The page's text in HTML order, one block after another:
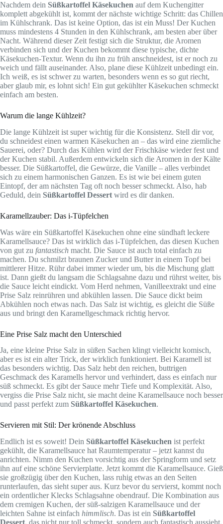
Nachdem dein Süßkartoffel Käsekuchen auf dem Kuchengitter
komplett abgekühlt ist, kommt der nächste wichtige Schritt: das Chillen
im Kühlschrank. Das ist keine Option, das ist ein Muss! Der Kuchen
muss mindestens 4 Stunden in den Kühlschrank, am besten aber über
Nacht. Während dieser Zeit festigt sich die Struktur, die Aromen
verbinden sich und der Kuchen bekommt diese typische, dichte
Käsekuchen-Textur. Wenn du ihn zu früh anschneidest, ist er noch zu
weich und fällt auseinander. Also, plane diese Kühlzeit unbedingt ein.
Ich weiß, es ist schwer zu warten, besonders wenn es so gut riecht,
aber glaub mir, es lohnt sich! Ein gut gekühlter Käsekuchen schmeckt
einfach am besten.
Warum die lange Kühlzeit?
Die lange Kühlzeit ist super wichtig für die Konsistenz. Stell dir vor,
du schneidest einen warmen Käsekuchen an – das wird eine ziemliche
Sauerei, oder? Durch das Kühlen wird der Frischkäse wieder fest und
der Kuchen stabil. Außerdem entwickeln sich die Aromen in der Kälte
besser. Die Süßkartoffel, die Gewürze, die Vanille – alles verbindet
sich zu einem harmonischen Ganzen. Es ist wie bei einem guten
Eintopf, der am nächsten Tag oft noch besser schmeckt. Also, hab
Geduld, dein Süßkartoffel Dessert wird es dir danken.
Karamellzauber: Das i-Tüpfelchen
Was wäre ein Süßkartoffel Käsekuchen ohne eine sündhaft leckere
Karamellsauce? Das ist wirklich das i-Tüpfelchen, das diesen Kuchen
von gut zu fantastisch macht. Die Sauce ist auch total einfach zu
machen. Du schmilzt braunen Zucker und Butter in einem Topf bei
mittlerer Hitze. Rühr dabei immer wieder um, bis die Mischung glatt
ist. Dann gießt du langsam die Schlagsahne dazu und rührst weiter, bis
die Sauce leicht eindickt. Vom Herd nehmen, Vanilleextrakt und eine
Prise Salz reinrühren und abkühlen lassen. Die Sauce dickt beim
Abkühlen noch etwas nach. Das Salz ist wichtig, es gleicht die Süße
aus und bringt den Karamellgeschmack richtig hervor.
Eine Prise Salz macht den Unterschied
Ja, eine kleine Prise Salz in süßen Sachen klingt vielleicht komisch,
aber es ist ein alter Trick, der wirklich funktioniert. Bei Karamell ist
das besonders wichtig. Das Salz hebt den reichen, buttrigen
Geschmack des Karamells hervor und verhindert, dass es einfach nur
süß schmeckt. Es gibt der Sauce mehr Tiefe und Komplexität. Also,
vergiss die Prise Salz nicht, sie macht deine Karamellsauce noch besser
und passt perfekt zum Süßkartoffel Käsekuchen.
Servieren mit Stil: Der krönende Abschluss
Endlich ist es soweit! Dein Süßkartoffel Käsekuchen ist perfekt
gekühlt, die Karamellsauce hat Raumtemperatur – jetzt kannst du
anrichten. Nimm den Kuchen vorsichtig aus der Springform und setz
ihn auf eine schöne Servierplatte. Jetzt kommt die Karamellsauce. Gieß
sie großzügig über den Kuchen, lass ruhig etwas an den Seiten
runterlaufen, das sieht super aus. Kurz bevor du servierst, kommt noch
ein ordentlicher Klecks Schlagsahne obendrauf. Die Kombination aus
dem cremigen Kuchen, der süß-salzigen Karamellsauce und der
leichten Sahne ist einfach himmlisch. Das ist ein Süßkartoffel